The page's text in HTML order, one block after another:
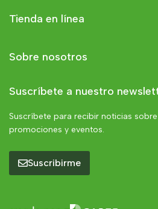
Tienda en línea
Sobre nosotros
Suscríbete a nuestro
Suscríbete para recibir noticias
promociones y eventos.
Suscribirme